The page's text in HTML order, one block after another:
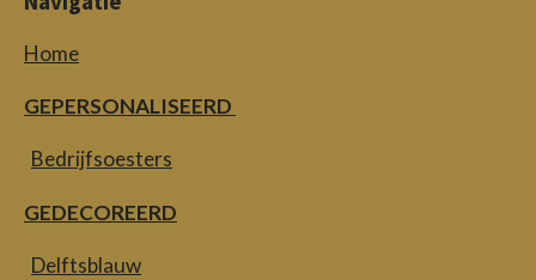
Home
GEPERSONALISEERD
Bedrijfsoesters
GEDECOREERD
Delftsblauw